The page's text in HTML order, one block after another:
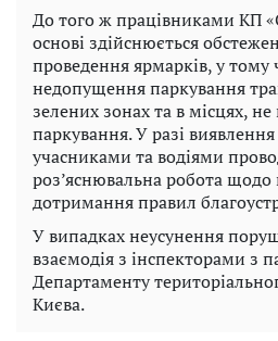
До того ж працівниками КП
основі здійснюється
проведення ярмарків, у тому
недопущення паркування
зелених зонах та в місцях,
паркування. У разі
учасниками та водіями
роз’яснювальна робота щодо
дотримання правил
У випадках неусунення
взаємодія з інспекторами з
Департаменту
Києва.